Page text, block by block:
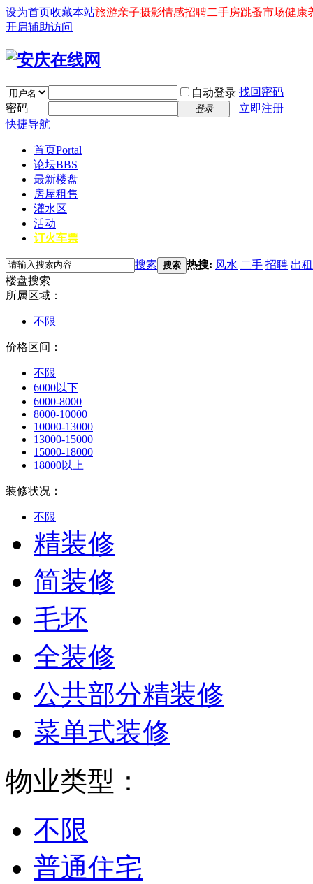
设为首页收藏本站旅游亲子摄影情感招聘二手房跳蚤市场健康
开启辅助访问
自动登录 找回密码
密码
登录
立即注册
快捷导航
首页Portal
论坛BBS
最新楼盘
房屋租售
灌水区
活动
订火车票
搜索 搜索 热搜: 风水 二手 招聘 出租
楼盘搜索
所属区域：
不限
价格区间：
不限
6000以下
6000-8000
8000-10000
10000-13000
13000-15000
15000-18000
18000以上
装修状况：
不限
精装修
简装修
毛坯
全装修
公共部分精装修
菜单式装修
物业类型：
不限
普通住宅